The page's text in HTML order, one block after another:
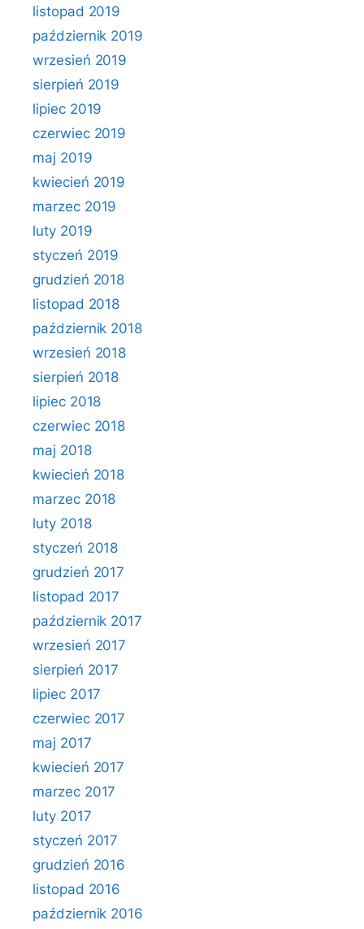
listopad 2019
październik 2019
wrzesień 2019
sierpień 2019
lipiec 2019
czerwiec 2019
maj 2019
kwiecień 2019
marzec 2019
luty 2019
styczeń 2019
grudzień 2018
listopad 2018
październik 2018
wrzesień 2018
sierpień 2018
lipiec 2018
czerwiec 2018
maj 2018
kwiecień 2018
marzec 2018
luty 2018
styczeń 2018
grudzień 2017
listopad 2017
październik 2017
wrzesień 2017
sierpień 2017
lipiec 2017
czerwiec 2017
maj 2017
kwiecień 2017
marzec 2017
luty 2017
styczeń 2017
grudzień 2016
listopad 2016
październik 2016